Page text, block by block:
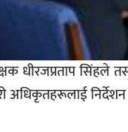
धीरजप्रताप
अधिकृतहरूलाई